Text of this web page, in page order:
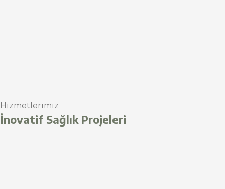
Hizmetlerimiz
İnovatif Sağlık Projeleri